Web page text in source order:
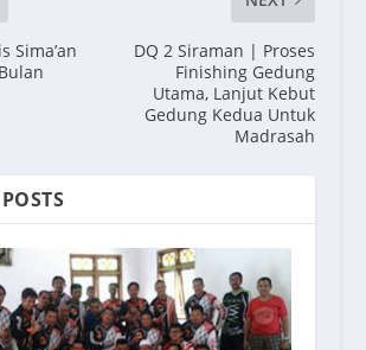
Sima’an
DQ 2 Siraman | Proses
Finishing Gedung
Utama, Lanjut Kebut
Gedung Kedua Untuk
Madrasah